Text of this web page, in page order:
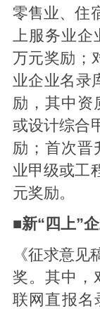
零售业、住
上服务业企
万元奖励；
业企业名录
励，其中资
或设计综合
励；首次晋
业甲级或工
元奖励。
■新“四上”
《征求意见
奖。其中，
联网直报名